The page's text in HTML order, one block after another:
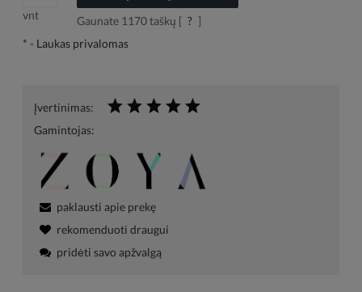
vnt
Gaunate 1170taškų [ ? ]
* - Laukas privalomas
Įvertinimas:
Gamintojas:
paklausti apie prekę
rekomenduoti draugui
pridėti savo apžvalgą